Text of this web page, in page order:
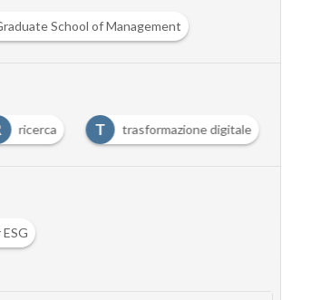
School of Management
ricerca T trasformazione digitale